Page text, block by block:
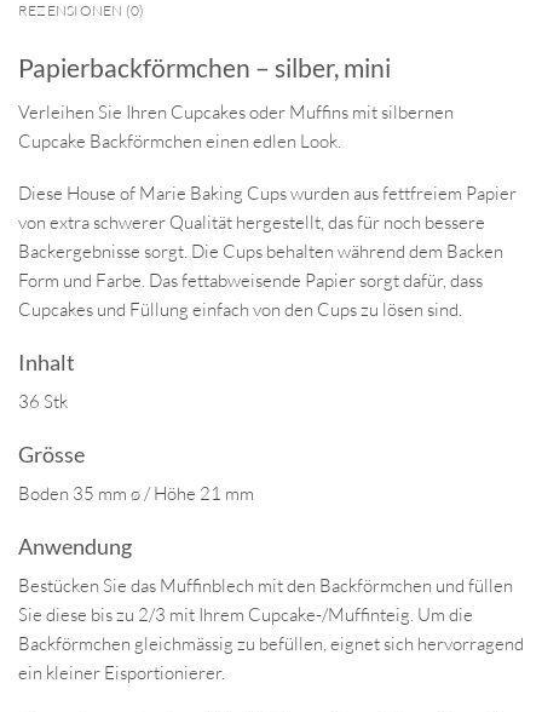
REZENSIONEN (0)
Papierbackförmchen – silber, mini
Verleihen Sie Ihren Cupcakes oder Muffins mit silbernen
Cupcake Backförmchen einen edlen Look.
Diese House of Marie Baking Cups wurden aus fettfreiem Papier
von extra schwerer Qualität hergestellt, das für noch bessere
Backergebnisse sorgt. Die Cups behalten während dem Backen
Form und Farbe. Das fettabweisende Papier sorgt dafür, dass
Cupcakes und Füllung einfach von den Cups zu lösen sind.
Inhalt
36 Stk
Grösse
Boden 35 mm ø / Höhe 21 mm
Anwendung
Bestücken Sie das Muffinblech mit den Backförmchen und füllen
Sie diese bis zu 2/3 mit Ihrem Cupcake-/Muffinteig. Um die
Backförmchen gleichmässig zu befüllen, eignet sich hervorragend
ein kleiner Eisportionierer.